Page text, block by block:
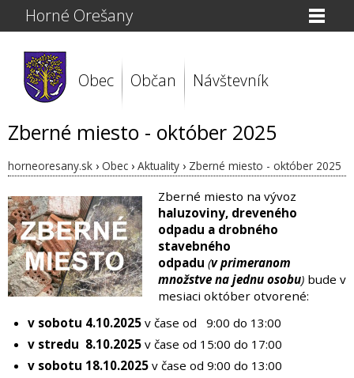
Horné Orešany
Obec Občan Návštevník
Zberné miesto - október 2025
horneoresany.sk › Obec › Aktuality › Zberné miesto - október 2025
Zberné miesto na vývoz
haluzoviny, dreveného
odpadu a drobného
stavebného
odpadu (v primeranom
množstve na jednu osobu) bude v
mesiaci október otvorené:
v sobotu 4.10.2025 v čase od 9:00 do 13:00
v stredu 8.10.2025 v čase od 15:00 do 17:00
v sobotu 18.10.2025 v čase od 9:00 do 13:00